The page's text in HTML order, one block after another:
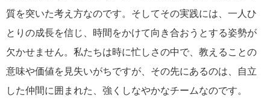
質を突いた考え方なのです。そしてその実践には、一人ひ
とりの成長を信じ、時間をかけて向き合おうとする姿勢が
欠かせません。私たちは時に忙しさの中で、教えることの
意味や価値を見失いがちですが、その先にあるのは、自立
した仲間に囲まれた、強くしなやかなチームなのです。